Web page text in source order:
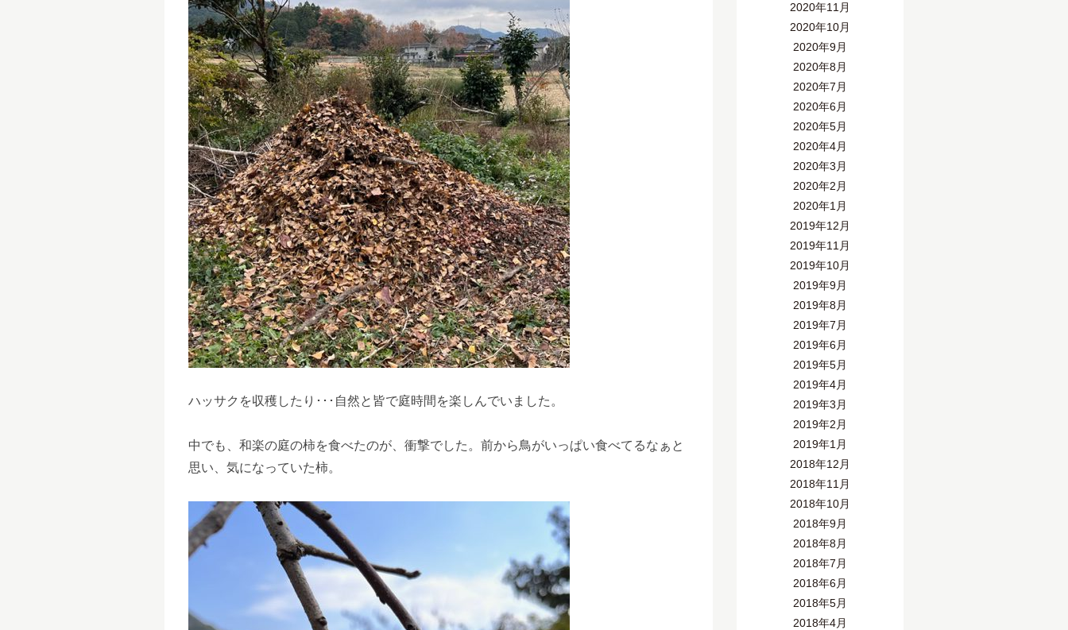
ハッサクを収穫したり･･･自然と皆で庭時間を楽しんでいました。
中でも、和楽の庭の柿を食べたのが、衝撃でした。前から鳥がいっぱい食べてるなぁと
思い、気になっていた柿。
2020年11月
2020年10月
2020年9月
2020年8月
2020年7月
2020年6月
2020年5月
2020年4月
2020年3月
2020年2月
2020年1月
2019年12月
2019年11月
2019年10月
2019年9月
2019年8月
2019年7月
2019年6月
2019年5月
2019年4月
2019年3月
2019年2月
2019年1月
2018年12月
2018年11月
2018年10月
2018年9月
2018年8月
2018年7月
2018年6月
2018年5月
2018年4月